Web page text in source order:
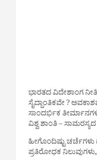
ಭಾರತದ ವಿದೇಶಾಂಗ
ಸೈದ್ದಾಂತಿಕವೇ ?
ಸಾಂದರ್ಭಿಕ
ವಿಶ್ವ ಶಾಂತಿ –
ಹೀಗೊಂದಿಷ್ಟು
ಪ್ರತಿರೋಧಕ